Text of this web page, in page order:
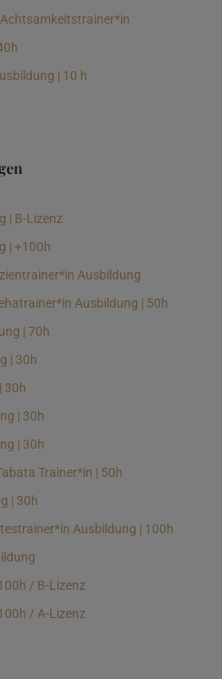
| 10 h
| B-Lizenz
| +100h
Ausbildung
Ausbildung | 50h
| 70h
| 30h
30h
| 30h
| 30h
Trainer*in | 50h
| 30h
Ausbildung | 100h
/ B-Lizenz
/ A-Lizenz